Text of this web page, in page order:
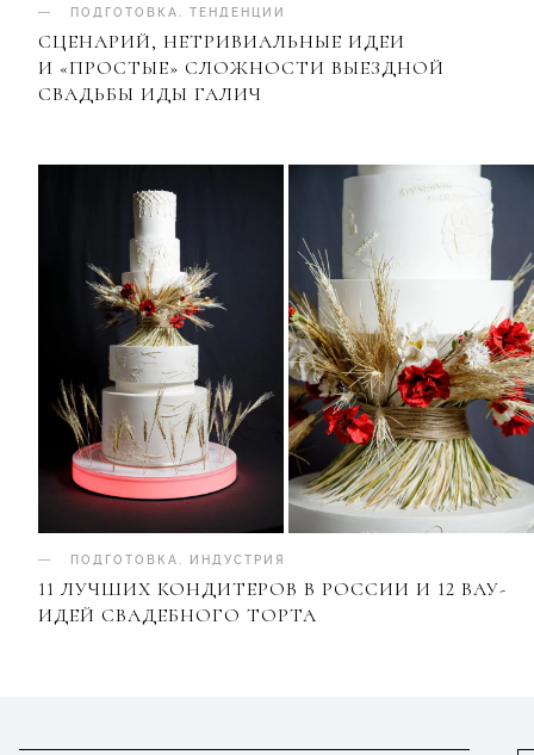
ПОДГОТОВКА. ТЕНДЕНЦИИ
СЦЕНАРИЙ, НЕТРИВИАЛЬНЫЕ ИДЕИ
И «ПРОСТЫЕ» СЛОЖНОСТИ ВЫЕЗДНОЙ
СВАДЬБЫ ИДЫ ГАЛИЧ
ПОДГОТОВКА. ИНДУСТРИЯ
11 ЛУЧШИХ КОНДИТЕРОВ В РОССИИ И 12 ВАУ-
ИДЕЙ СВАДЕБНОГО ТОРТА